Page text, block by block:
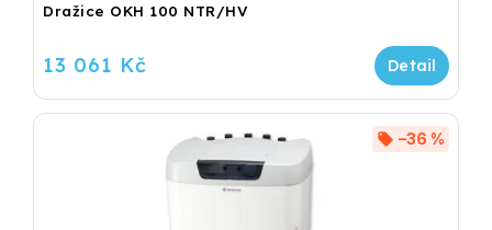
Dražice OKH 100 NTR/HV
13 061 Kč
–36 %